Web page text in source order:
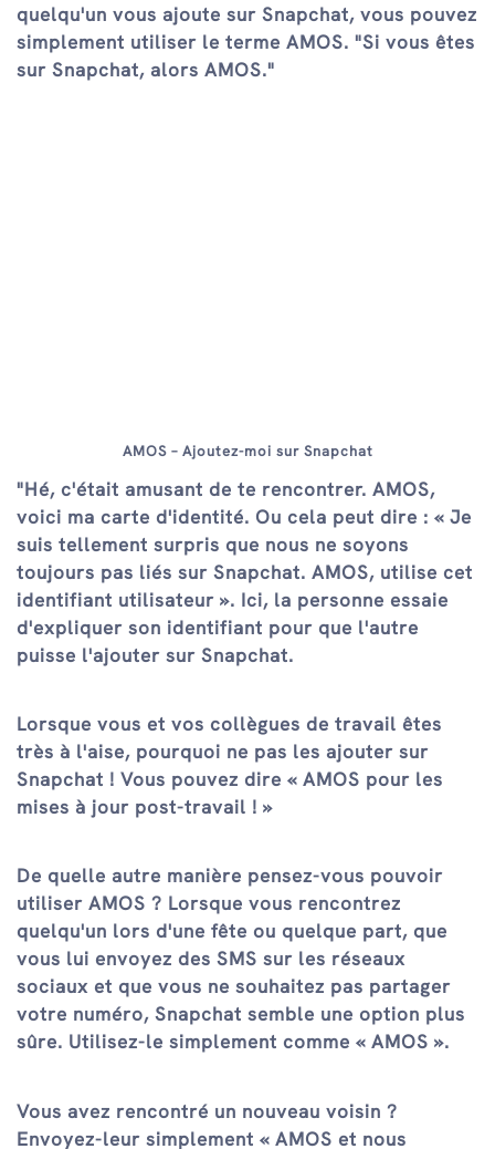
quelqu'un vous ajoute sur Snapchat, vous pouvez
simplement utiliser le terme AMOS. "Si vous êtes
sur Snapchat, alors AMOS."
AMOS – Ajoutez-moi sur Snapchat
"Hé, c'était amusant de te rencontrer. AMOS,
voici ma carte d'identité. Ou cela peut dire : « Je
suis tellement surpris que nous ne soyons
toujours pas liés sur Snapchat. AMOS, utilise cet
identifiant utilisateur ». Ici, la personne essaie
d'expliquer son identifiant pour que l'autre
puisse l'ajouter sur Snapchat.
Lorsque vous et vos collègues de travail êtes
très à l'aise, pourquoi ne pas les ajouter sur
Snapchat ! Vous pouvez dire « AMOS pour les
mises à jour post-travail ! »
De quelle autre manière pensez-vous pouvoir
utiliser AMOS ? Lorsque vous rencontrez
quelqu'un lors d'une fête ou quelque part, que
vous lui envoyez des SMS sur les réseaux
sociaux et que vous ne souhaitez pas partager
votre numéro, Snapchat semble une option plus
sûre. Utilisez-le simplement comme « AMOS ».
Vous avez rencontré un nouveau voisin ?
Envoyez-leur simplement « AMOS et nous